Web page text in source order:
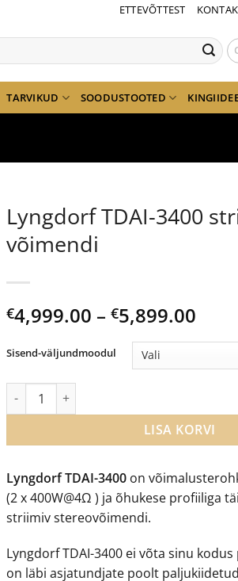
ETTEVÕTTEST
TARVIKUD SOODUSTOOTED
Lyngdorf TDAI-3400
võimendi
€4,999.00 – €5,899.00
Lyngdorf TDAI-3400 on
(2 x 400W@4Ω ) ja õhukese profiiliga
striimiv stereovõimendi.
Lyngdorf TDAI-3400 ei võta sinu
on läbi asjatundjate poolt
Sisend-väljundmoodul
Lyngdorf TDAI-3400 striimiv võimendi kogus
LISA KORVI